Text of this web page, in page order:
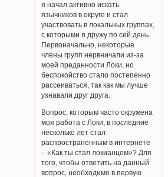
я начал активно искать
язычников в округе и стал
участвовать в локальных группах,
с которыми я дружу по сей день.
Первоначально, некоторые
члены групп нервничали из-за
моей преданности Локи, но
беспокойство стало постепенно
рассеиваться, так как мы лучше
узнавали друг друга.
Вопрос, которым часто окружена
моя работа с Локи, в последние
несколько лет стал
распространенным в интернете
– «Как ты стал локианцем»? Для
того, чтобы ответить на данный
вопрос, необходимо в первую